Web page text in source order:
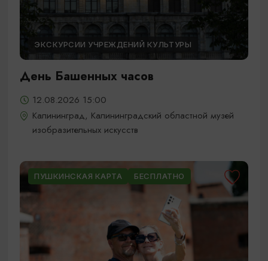
ЭКСКУРСИИ УЧРЕЖДЕНИЙ КУЛЬТУРЫ
День Башенных часов
12.08.2026 15:00
Калининград, Калининградский областной музей
изобразительных искусств
ПУШКИНСКАЯ КАРТА БЕСПЛАТНО